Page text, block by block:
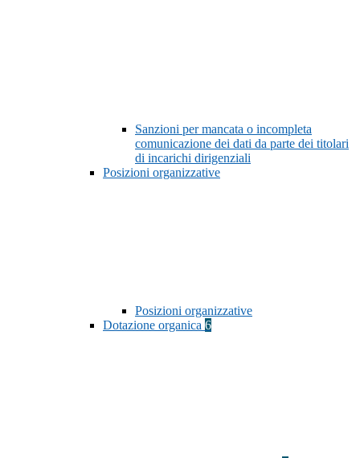
Sanzioni per mancata o incompleta
comunicazione dei dati da parte dei titolari
di incarichi dirigenziali
Posizioni organizzative
Posizioni organizzative
Dotazione organica 6